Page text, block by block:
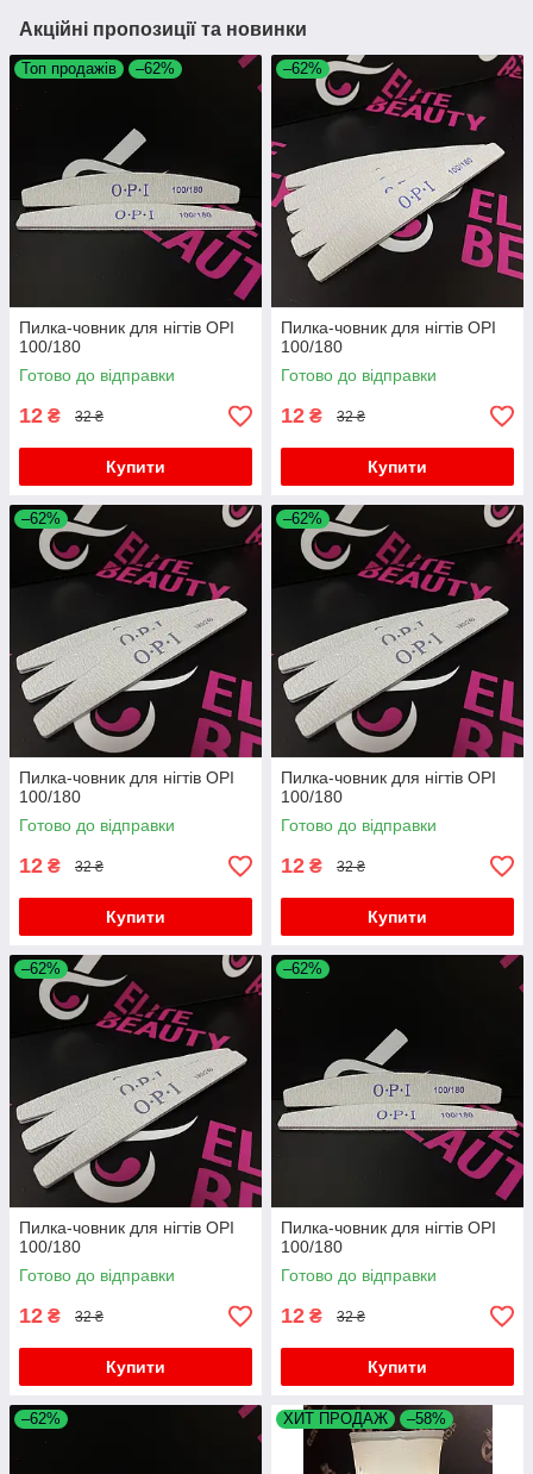
Акційні пропозиції та новинки
Топ продажів –62%
Пилка-човник для нігтів OPI
100/180
Готово до відправки
12 ₴ 32 ₴
Купити
–62%
Пилка-човник для нігтів OPI
100/180
Готово до відправки
12 ₴ 32 ₴
Купити
–62%
Пилка-човник для нігтів OPI
100/180
Готово до відправки
12 ₴ 32 ₴
Купити
–62%
Пилка-човник для нігтів OPI
100/180
Готово до відправки
12 ₴ 32 ₴
Купити
–62%
Пилка-човник для нігтів OPI
100/180
Готово до відправки
12 ₴ 32 ₴
Купити
–62%
Пилка-човник для нігтів OPI
100/180
Готово до відправки
12 ₴ 32 ₴
Купити
–62% ХИТ ПРОДАЖ –58%